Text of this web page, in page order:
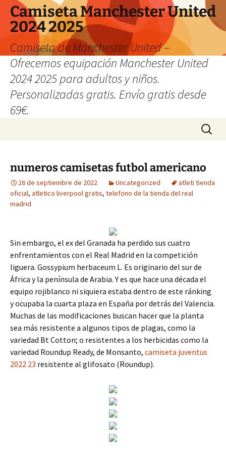
Camiseta Manchester United
2024 2025
Camiseta de Manchester United –
Ofrecemos equipación Manchester United
2024 2025 para adultos y niños.
Personalizadas gratis. Envío gratis desde
69€.
Buscar:
numeros camisetas futbol americano
26 de septiembre de 2022 Uncategorized
atleti tienda
oficial, atletico liverpool gratis, telefono de la tienda del real
madrid
Sin embargo, el ex del Granada ha perdido sus cuatro
enfrentamientos con el Real Madrid en la competición
liguera. Gossypium herbaceum L. Es originario del sur de
África y la península de Arabia. Y es que hace una década el
equipo rojiblanco ni siquiera estaba dentro de este ránking
y ocupaba la cuarta plaza en España por detrás del Valencia.
Muchas de las modificaciones buscan hacer que la planta
sea más resistente a algunos tipos de plagas, como la
variedad Bt Cotton; o resistentes a los herbicidas como la
variedad Roundup Ready, de Monsanto, camiseta juventus
2022 23 resistente al glifosato (Roundup).